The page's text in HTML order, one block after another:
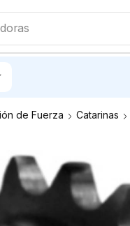
de Fuerza Catarinas